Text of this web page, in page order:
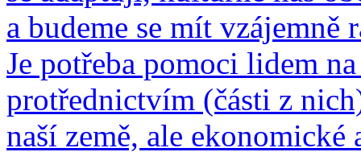
a budeme se mít vzájemně
Je potřeba pomoci lidem
protřednictvím (části z
naší země, ale